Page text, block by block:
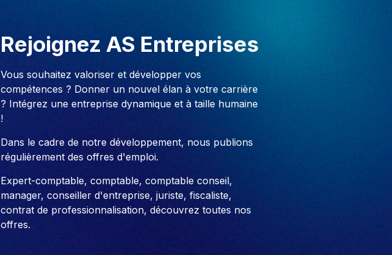
Rejoignez AS Entreprises
Vous souhaitez valoriser et développer vos
compétences ? Donner un nouvel élan à votre carrière
? Intégrez une entreprise dynamique et à taille humaine
!
Dans le cadre de notre développement, nous publions
régulièrement des offres d'emploi.
Expert-comptable, comptable, comptable conseil,
manager, conseiller d'entreprise, juriste, fiscaliste,
contrat de professionnalisation, découvrez toutes nos
offres.